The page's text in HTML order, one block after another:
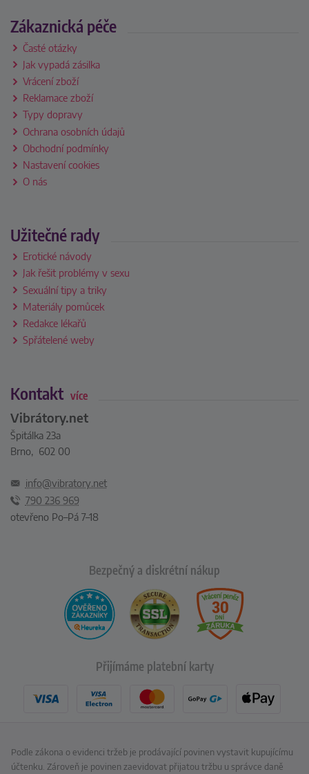
Zákaznická péče
Časté otázky
Jak vypadá zásilka
Vrácení zboží
Reklamace zboží
Typy dopravy
Ochrana osobních údajů
Obchodní podmínky
Nastavení cookies
O nás
Užitečné rady
Erotické návody
Jak řešit problémy v sexu
Sexuální tipy a triky
Materiály pomůcek
Redakce lékařů
Spřátelené weby
Kontakt více
Vibrátory.net
Špitálka 23a
Brno, 602 00
info@vibratory.net
790 236 969
otevřeno Po–Pá 7–18
Bezpečný a diskrétní nákup
Přijímáme platební karty
Podle zákona o evidenci tržeb je prodávající povinen vystavit kupujícímu
účtenku. Zároveň je povinen zaevidovat přijatou tržbu u správce daně